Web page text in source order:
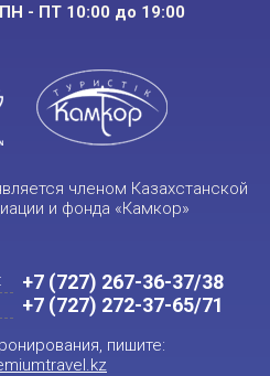
ПН - ПТ 10:00 до 19:00
членом Казахстанской
и фонда «Камкор»
+7 (727) 267-36-37/38
+7 (727) 272-37-65/71
пишите: